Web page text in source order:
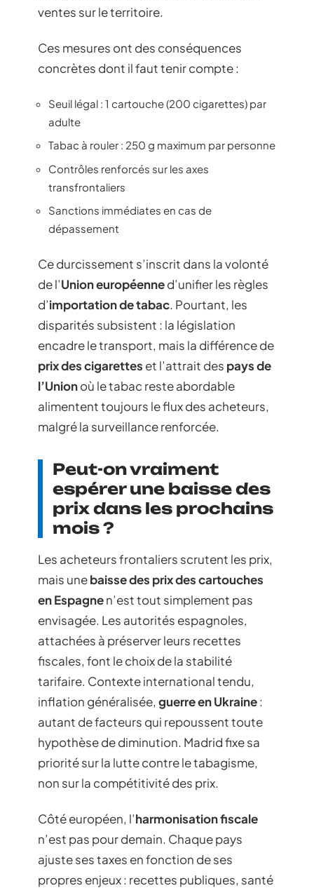
ventes sur le territoire.
Ces mesures ont des conséquences
concrètes dont il faut tenir compte :
Seuil légal : 1 cartouche (200 cigarettes) par
adulte
Tabac à rouler : 250 g maximum par personne
Contrôles renforcés sur les axes
transfrontaliers
Sanctions immédiates en cas de
dépassement
Ce durcissement s’inscrit dans la volonté
de l’Union européenned’unifier les règles
d’importation de tabac. Pourtant, les
disparités subsistent : la législation
encadre le transport, mais la différence de
prix des cigarettes et l’attrait des pays de
l’Unionoù le tabac reste abordable
alimentent toujours le flux des acheteurs,
malgré la surveillance renforcée.
Peut-on vraiment
espérer une baisse des
prix dans les prochains
mois ?
Les acheteurs frontaliers scrutent les prix,
mais unebaisse des prix des cartouches
en Espagnen’est tout simplement pas
envisagée. Les autorités espagnoles,
attachées à préserver leurs recettes
fiscales, font le choix de la stabilité
tarifaire. Contexte international tendu,
inflation généralisée, guerre en Ukraine:
autant de facteurs qui repoussent toute
hypothèse de diminution. Madrid fixe sa
priorité sur la lutte contre le tabagisme,
non sur la compétitivité des prix.
Côté européen, l’harmonisation fiscale
n’est pas pour demain. Chaque pays
ajuste ses taxes en fonction de ses
propres enjeux : recettes publiques, santé